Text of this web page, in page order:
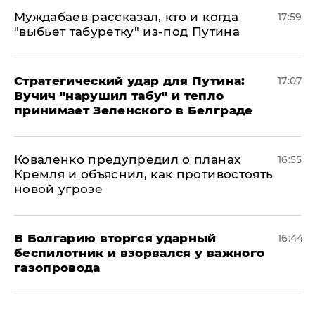
Муждабаев рассказал, кто и когда
"выбьет табуретку" из-под Путина
17:59
Стратегический удар для Путина:
Вучич "нарушил табу" и тепло
принимает Зеленского в Белграде
17:07
Коваленко предупредил о планах
Кремля и объяснил, как противостоять
новой угрозе
16:55
В Болгарию вторгся ударный
беспилотник и взорвался у важного
газопровода
16:44